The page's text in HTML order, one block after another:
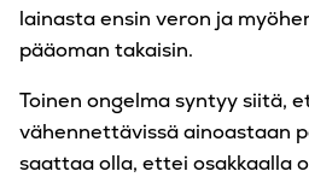
lainasta ensin veron ja
pääoman takaisin.
Toinen ongelma syntyy siitä,
vähennettävissä ainoastaan
saattaa olla, ettei osakkaalla